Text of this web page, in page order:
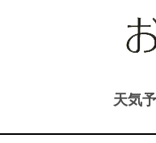
天気